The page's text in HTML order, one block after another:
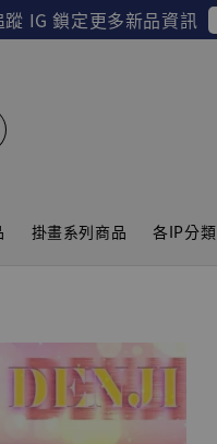
蹤 IG 鎖定更多新品資訊
掛畫系列商品 各IP分類